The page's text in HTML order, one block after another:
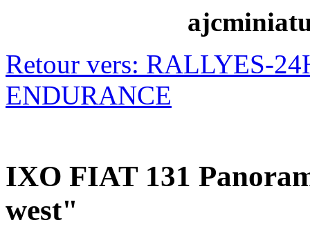
Retour vers: RALLYES-
ENDURANCE
IXO FIAT 131
west"